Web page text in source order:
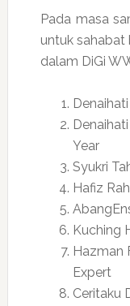
Pada masa
untuk
dalam DiGi
Year
Syukri
Hafiz
Kuching
Hazman
Expert
Ceritaku